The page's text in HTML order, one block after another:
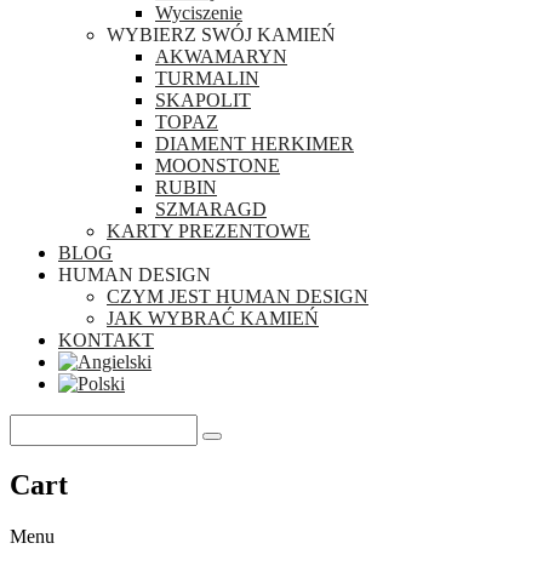
Wyciszenie
WYBIERZ SWÓJ KAMIEŃ
AKWAMARYN
TURMALIN
SKAPOLIT
TOPAZ
DIAMENT HERKIMER
MOONSTONE
RUBIN
SZMARAGD
KARTY PREZENTOWE
BLOG
HUMAN DESIGN
CZYM JEST HUMAN DESIGN
JAK WYBRAĆ KAMIEŃ
KONTAKT
Cart
Menu